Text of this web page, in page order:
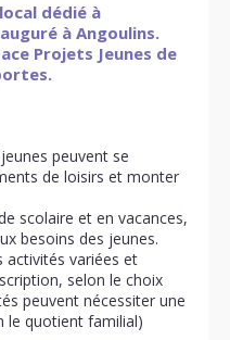
dédié à
à Angoulins.
Projets Jeunes de
peuvent se
de loisirs et monter
scolaire et en vacances,
besoins des jeunes.
activités variées et
selon le choix
peuvent nécessiter une
le quotient familial)